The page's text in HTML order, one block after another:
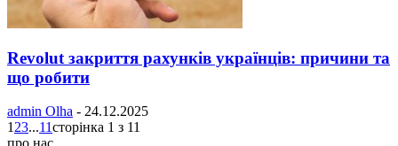
Revolut закриття рахунків українців: причини та
що робити
admin Olha - 24.12.2025
123...11сторінка 1 з 11